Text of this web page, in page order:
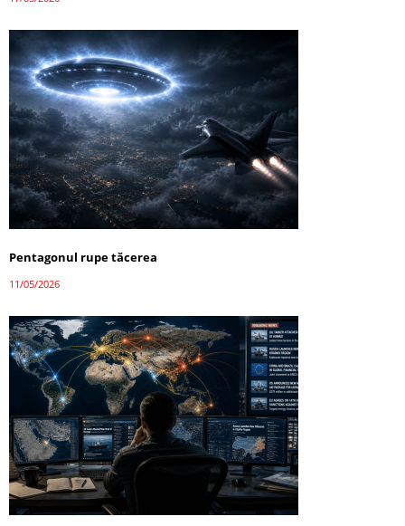
Pentagonul rupe tăcerea
11/05/2026